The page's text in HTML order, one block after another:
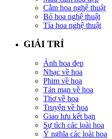
Cắm hoa nghệ thuật
Bó hoa nghệ thuật
Tỉa hoa nghệ thuật
GIẢI TRÍ
Ảnh hoa đẹp
Nhạc về hoa
Phim về hoa
Tản mạn về hoa
Thơ về hoa
Truyện về hoa
Giao lưu kết bạn
Sự tích các loài hoa
Ý nghĩa các loài hoa